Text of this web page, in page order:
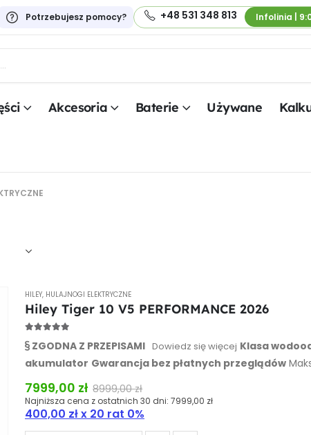
Potrzebujesz pomocy?
+48 531 348 813 Infolinia |
Akcesoria Baterie Używane
HILEY, HULAJNOGI ELEKTRYCZNE
Hiley Tiger 10 V5 PERFORMANCE 2026
ZGODNA Z PRZEPISAMI Dowiedz się więcej Klasa
akumulator Gwarancja bez płatnych przeglądów
Waga: 30 kg
7999,00 zł 8999,00zł
Najniższa cena z ostatnich 30 dni: 7999,00 zł
400,00 złx 20 rat 0%